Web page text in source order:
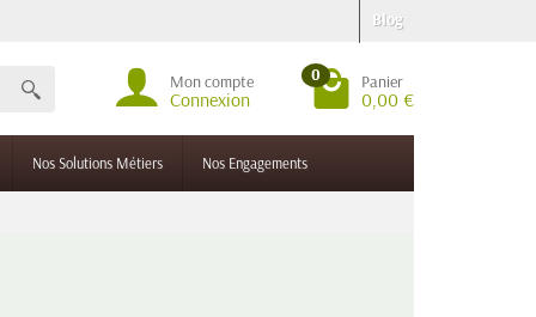
Blog
Mon compte
Connexion
0 Panier
0,00 €
Nos Solutions Métiers Nos Engagements